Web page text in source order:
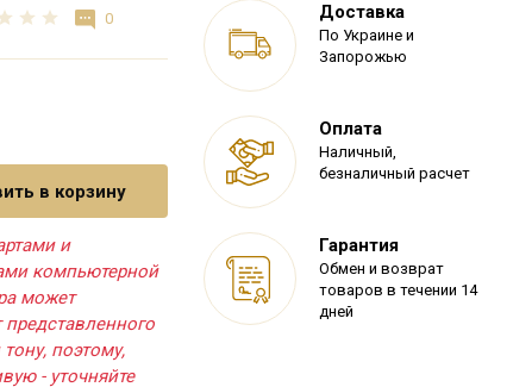
0
в корзину
и
компьютерной
может
представленного
поэтому,
- уточняйте
Доставка
По Украине и
Запорожью
Оплата
Наличный,
безналичный расчет
Гарантия
Обмен и возврат
товаров в течении 14
дней